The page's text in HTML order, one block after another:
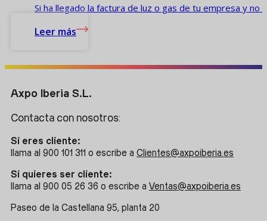
Si ha llegado la factura de luz o gas de tu empresa y
Leer más
Axpo Iberia S.L.
Contacta con nosotros:
Si eres cliente:
llama al 900 101 311 o escribe a Clientes@axpoiberia.es
Si quieres ser cliente:
llama al 900 05 26 36 o escribe a Ventas@axpoiberia.es
Paseo de la Castellana 95, planta 20